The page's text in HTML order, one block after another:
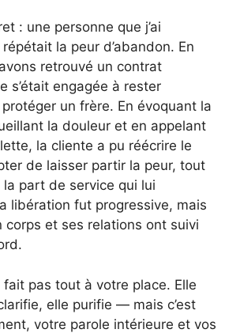
: une personne que j’ai
la peur d’abandon. En
retrouvé un contrat
s’était engagée à rester
un frère. En évoquant la
la douleur et en appelant
la cliente a pu réécrire le
de laisser partir la peur, tout
part de service qui lui
libération fut progressive, mais
corps et ses relations ont suivi
fait pas tout à votre place. Elle
elle purifie — mais c’est
votre parole intérieure et vos